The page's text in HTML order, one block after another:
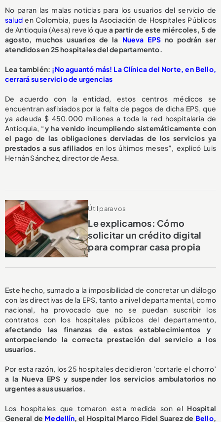
No paran las malas noticias para los usuarios del servicio de
salud en Colombia, pues la Asociación de Hospitales Públicos
de Antioquia (Aesa) reveló quea partir de este miércoles, 5 de
agosto, muchos usuarios de la Nueva EPS no podrán ser
atendidos en 25 hospitales del departamento.
Lea también: ¡No aguantó más! La Clínica del Norte, en Bello,
cerrará su servicio de urgencias
De acuerdo con la entidad, estos centros médicos se
encuentran asfixiados por la falta de pagos de dicha EPS, que
ya adeuda $ 450.000 millones a toda la red hospitalaria de
Antioquia, “y ha venido incumpliendo sistemáticamente con
el pago de las obligaciones derviadas de los servicios ya
prestados a sus afiliados en los últimos meses”, explicó Luis
Hernán Sánchez, director de Aesa.
Útil para vos
Le explicamos: Cómo
solicitar un crédito digital
para comprar casa propia
Este hecho, sumado a la imposibilidad de concretar un diálogo
con las directivas de la EPS, tanto a nivel departamental, como
nacional, ha provocado que no se puedan suscribir los
contratos con los hospitales públicos del departamento,
afectando las finanzas de estos establecimientos y
entorpeciendo la correcta prestación del servicio a los
usuarios.
Por esta razón, los 25 hospitales decidieron ‘cortarle el chorro’
a la Nueva EPS y suspender los servicios ambulatorios no
urgentes a sus usuarios.
Los hospitales que tomaron esta medida son el Hospital
General de Medellín, el Hospital Marco Fidel Suarez de Bello,